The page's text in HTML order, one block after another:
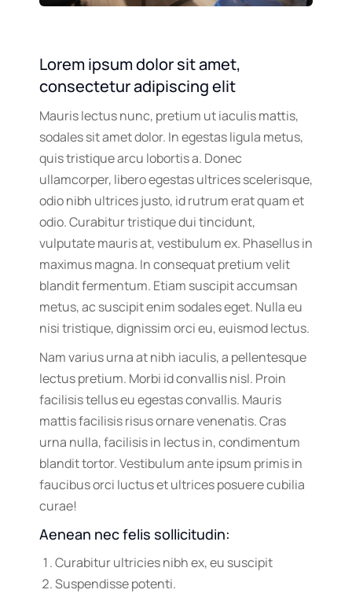
Lorem ipsum dolor sit amet,
consectetur adipiscing elit
Mauris lectus nunc, pretium ut iaculis mattis,
sodales sit amet dolor. In egestas ligula metus,
quis tristique arcu lobortis a. Donec
ullamcorper, libero egestas ultrices scelerisque,
odio nibh ultrices justo, id rutrum erat quam et
odio. Curabitur tristique dui tincidunt,
vulputate mauris at, vestibulum ex. Phasellus in
maximus magna. In consequat pretium velit
blandit fermentum. Etiam suscipit accumsan
metus, ac suscipit enim sodales eget. Nulla eu
nisi tristique, dignissim orci eu, euismod lectus.
Nam varius urna at nibh iaculis, a pellentesque
lectus pretium. Morbi id convallis nisl. Proin
facilisis tellus eu egestas convallis. Mauris
mattis facilisis risus ornare venenatis. Cras
urna nulla, facilisis in lectus in, condimentum
blandit tortor. Vestibulum ante ipsum primis in
faucibus orci luctus et ultrices posuere cubilia
curae!
Aenean nec felis sollicitudin:
Curabitur ultricies nibh ex, eu suscipit
Suspendisse potenti.